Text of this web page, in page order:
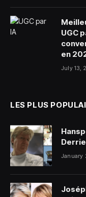
UGC
en
July 13,
LES PLUS
January